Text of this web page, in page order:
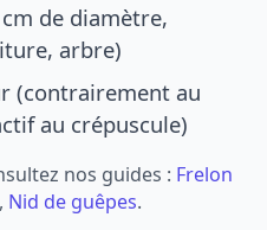
de diamètre,
arbre)
(contrairement au
au crépuscule)
nos guides : Frelon
, Nid de guêpes.